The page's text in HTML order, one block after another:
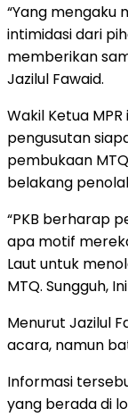
“Yang mengaku
intimidasi dari
memberikan
Jazilul Fawaid.
Wakil Ketua
pengusutan
pembukaan
belakang
“PKB berharap
apa motif
Laut untuk
MTQ. Sungguh,
Menurut Jazilul
acara, namun
Informasi
yang berada di